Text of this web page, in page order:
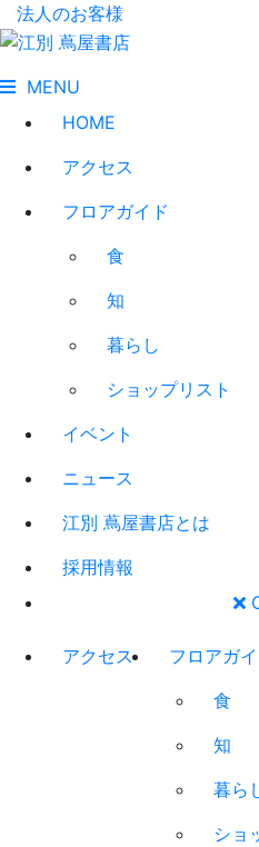
法人のお客様
MENU
HOME
アクセス
フロアガイド
食
知
暮らし
ショップリスト
イベント
ニュース
江別 蔦屋書店とは
採用情報
アクセス
フロアガ
食
知
暮ら
ショ